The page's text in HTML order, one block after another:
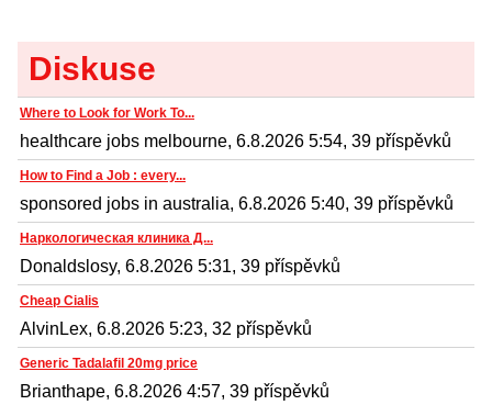
Diskuse
Where to Look for Work To...
healthcare jobs melbourne, 6.8.2026 5:54, 39 příspěvků
How to Find a Job : every...
sponsored jobs in australia, 6.8.2026 5:40, 39 příspěvků
Наркологическая клиника Д...
Donaldslosy, 6.8.2026 5:31, 39 příspěvků
Cheap Cialis
AlvinLex, 6.8.2026 5:23, 32 příspěvků
Generic Tadalafil 20mg price
Brianthape, 6.8.2026 4:57, 39 příspěvků